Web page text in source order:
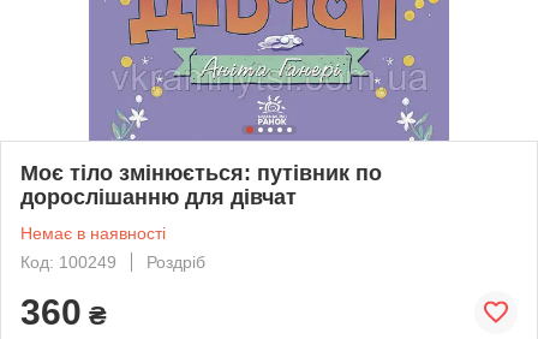
Моє тіло змінюється: путівник по
дорослішанню для дівчат
Немає в наявності
Код: 100249
Роздріб
360 ₴